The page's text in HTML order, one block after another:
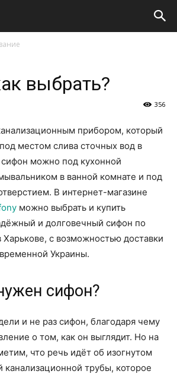
выбрать?
356
прибором, который
местом слива сточных вод в
сифон можно под кухонной
в ванной комнате и под
В интернет-магазине
можно выбрать и купить
и долговечный сифон по
с возможностью доставки
Украины.
сифон?
и не раз сифон, благодаря чему
о том, как он выглядит. Но на
что речь идёт об изогнутом
канализационной трубы, которое